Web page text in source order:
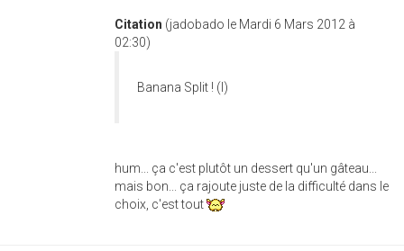
Citation (jadobado le Mardi 6 Mars 2012 à
02:30)
Banana Split ! (l)
hum... ça c'est plutôt un dessert qu'un gâteau...
mais bon... ça rajoute juste de la difficulté dans le
choix, c'est tout